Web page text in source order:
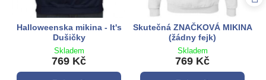
Halloweenska mikina - It's
Dušičky
Skladem
769 Kč
Skutečná ZNAČKOVÁ MIKINA
(žádny fejk)
Skladem
769 Kč